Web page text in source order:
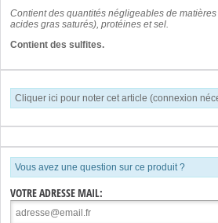
Contient des quantités négligeables de
acides gras saturés), protéines et sel.
Contient des sulfites.
Cliquer ici pour noter cet article (connexion
Vous avez une question sur ce produit ?
VOTRE ADRESSE MAIL: